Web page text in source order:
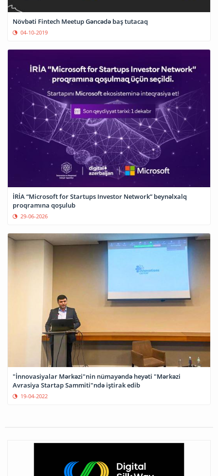
Növbəti Fintech Meetup Gəncədə baş tutacaq
04-10-2019
İRİA “Microsoft for Startups Investor Network” beynəlxalq
proqramına qoşulub
29-06-2026
"İnnovasiyalar Mərkəzi"nin nümayəndə heyəti "Mərkəzi
Avrasiya Startap Sammiti"ndə iştirak edib
19-04-2022